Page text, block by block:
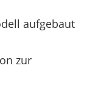
aufgebaut
zur